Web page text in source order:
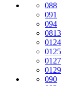
088
091
094
0813
0124
0125
0127
0129
090